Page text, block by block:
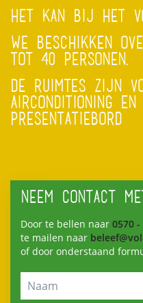
HET KAN BIJ HET
WE BESCHIKKEN
TOT 40 PERSONEN.
DE RUIMTES ZIJN
AIRCONDITIONING
PRESENTATIEBORD
NEEM CONTACT
Door te bellen naar 0570 -
te mailen naar
of door onderstaand